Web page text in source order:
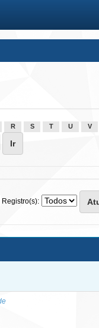
R S T U V
Registro(s):